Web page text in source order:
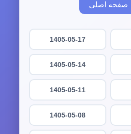
صفحه اصلی
1405-05-17
1405-05-14
1405-05-11
1405-05-08